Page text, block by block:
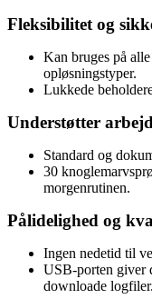
Fleksibilitet og
Kan bruges på
opløsningstyper.
Lukkede
Understøtter
Standard og
30
morgenrutinen.
Pålidelighed og
Ingen nedetid til
USB-porten giver
downloade logfiler.